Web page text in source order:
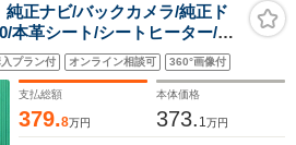
正ナビ/バックカメラ/純正ド
本革シート/シートヒーター/ベ
グヒーター/BSM/レーダーク
インチアルミホイール/禁煙車
入プラン付 オンライン相談可 360°画像付
支払総額
379.8万円
本体価格
373. 1万円